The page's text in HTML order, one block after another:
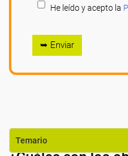
He leído y acepto la
➥ Enviar
Temario